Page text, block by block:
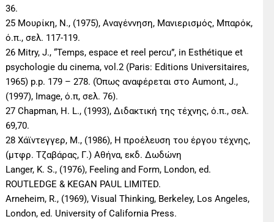
36.
25 Μουρίκη, Ν., (1975), Αναγέννηση, Μανιερισμός, Μπαρόκ,
ό.π., σελ. 117-119.
26 Mitry, J., “Temps, espace et reel percu”, in Esthétique et
psychologie du cinema, vol.2 (Paris: Editions Universitaires,
1965) p.p. 179 – 278. (Όπως αναφέρεται στο Aumont, J.,
(1997), Image, ό.π, σελ. 76).
27 Chapman, H. L., (1993), Διδακτική της τέχνης, ό.π., σελ.
69,70.
28 Χάϊντεγγερ, Μ., (1986), Η προέλευση του έργου τέχνης,
(μτφρ. Τζαβάρας, Γ.) Αθήνα, εκδ. Δωδώνη
Langer, K. S., (1976), Feeling and Form, London, ed.
ROUTLEDGE & KEGAN PAUL LIMITED.
Arneheim, R., (1969), Visual Thinking, Berkeley, Los Angeles,
London, ed. University of California Press.